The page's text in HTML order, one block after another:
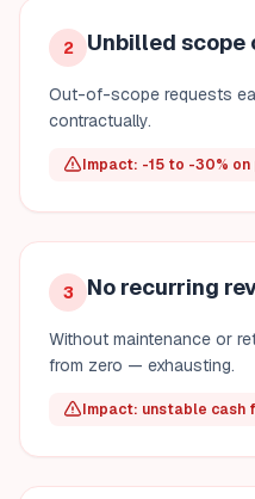
2 Unbilled scope
Out-of-scope requests
contractually.
Impact: -15 to -30%
3 No recurring
Without maintenance or
from zero — exhausting.
Impact: unstable cash